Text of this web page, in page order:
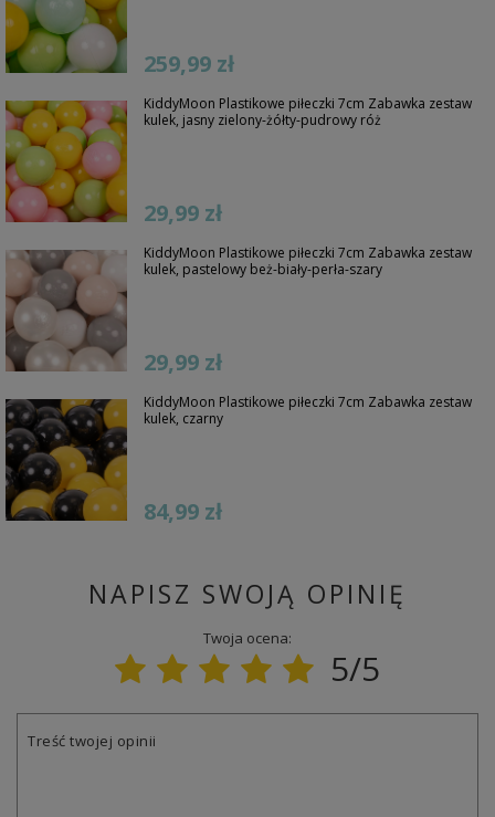
259,99 zł
KiddyMoon Plastikowe piłeczki 7cm Zabawka zestaw
kulek, jasny zielony-żółty-pudrowy róż
29,99 zł
KiddyMoon Plastikowe piłeczki 7cm Zabawka zestaw
kulek, pastelowy beż-biały-perła-szary
29,99 zł
KiddyMoon Plastikowe piłeczki 7cm Zabawka zestaw
kulek, czarny
84,99 zł
NAPISZ SWOJĄ OPINIĘ
Twoja ocena:
5/5
Treść twojej opinii